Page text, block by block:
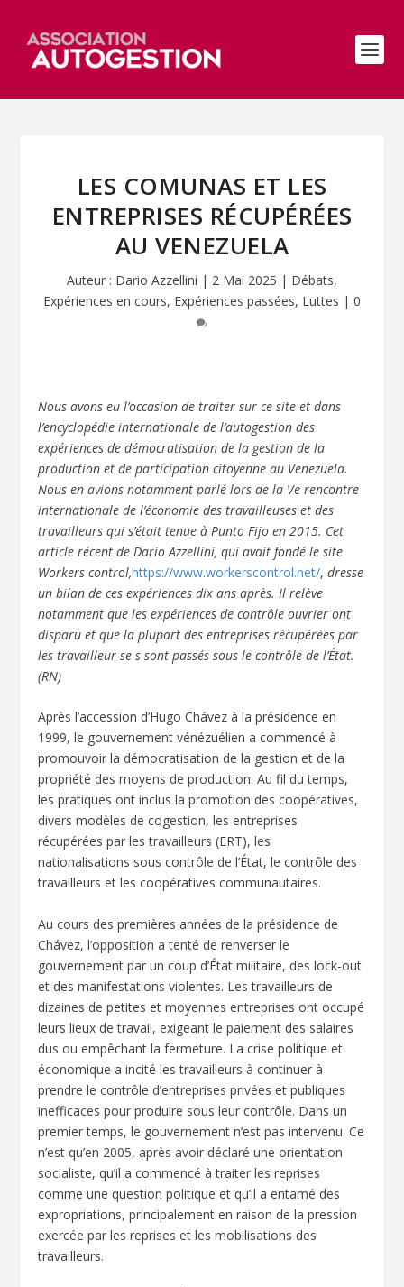
LES COMUNAS ET LES
ENTREPRISES RÉCUPÉRÉES
AU VENEZUELA
Auteur : Dario Azzellini | 2 Mai 2025 | Débats,
Expériences en cours, Expériences passées, Luttes | 0
Nous avons eu l’occasion de traiter sur ce site et dans
l’encyclopédie internationale de l’autogestion des
expériences de démocratisation de la gestion de la
production et de participation citoyenne au Venezuela.
Nous en avions notamment parlé lors de la Ve rencontre
internationale de l’économie des travailleuses et des
travailleurs qui s’était tenue à Punto Fijo en 2015. Cet
article récent de Dario Azzellini, qui avait fondé le site
Workers control,https://www.workerscontrol.net/,dresse
un bilan de ces expériences dix ans après. Il relève
notamment que les expériences de contrôle ouvrier ont
disparu et que la plupart des entreprises récupérées par
les travailleur-se-s sont passés sous le contrôle de l’État.
(RN)
Après l’accession d’Hugo Chávez à la présidence en
1999, le gouvernement vénézuélien a commencé à
promouvoir la démocratisation de la gestion et de la
propriété des moyens de production. Au fil du temps,
les pratiques ont inclus la promotion des coopératives,
divers modèles de cogestion, les entreprises
récupérées par les travailleurs (ERT), les
nationalisations sous contrôle de l’État, le contrôle des
travailleurs et les coopératives communautaires.
Au cours des premières années de la présidence de
Chávez, l’opposition a tenté de renverser le
gouvernement par un coup d’État militaire, des lock-out
et des manifestations violentes. Les travailleurs de
dizaines de petites et moyennes entreprises ont occupé
leurs lieux de travail, exigeant le paiement des salaires
dus ou empêchant la fermeture. La crise politique et
économique a incité les travailleurs à continuer à
prendre le contrôle d’entreprises privées et publiques
inefficaces pour produire sous leur contrôle. Dans un
premier temps, le gouvernement n’est pas intervenu. Ce
n’est qu’en 2005, après avoir déclaré une orientation
socialiste, qu’il a commencé à traiter les reprises
comme une question politique et qu’il a entamé des
expropriations, principalement en raison de la pression
exercée par les reprises et les mobilisations des
travailleurs.